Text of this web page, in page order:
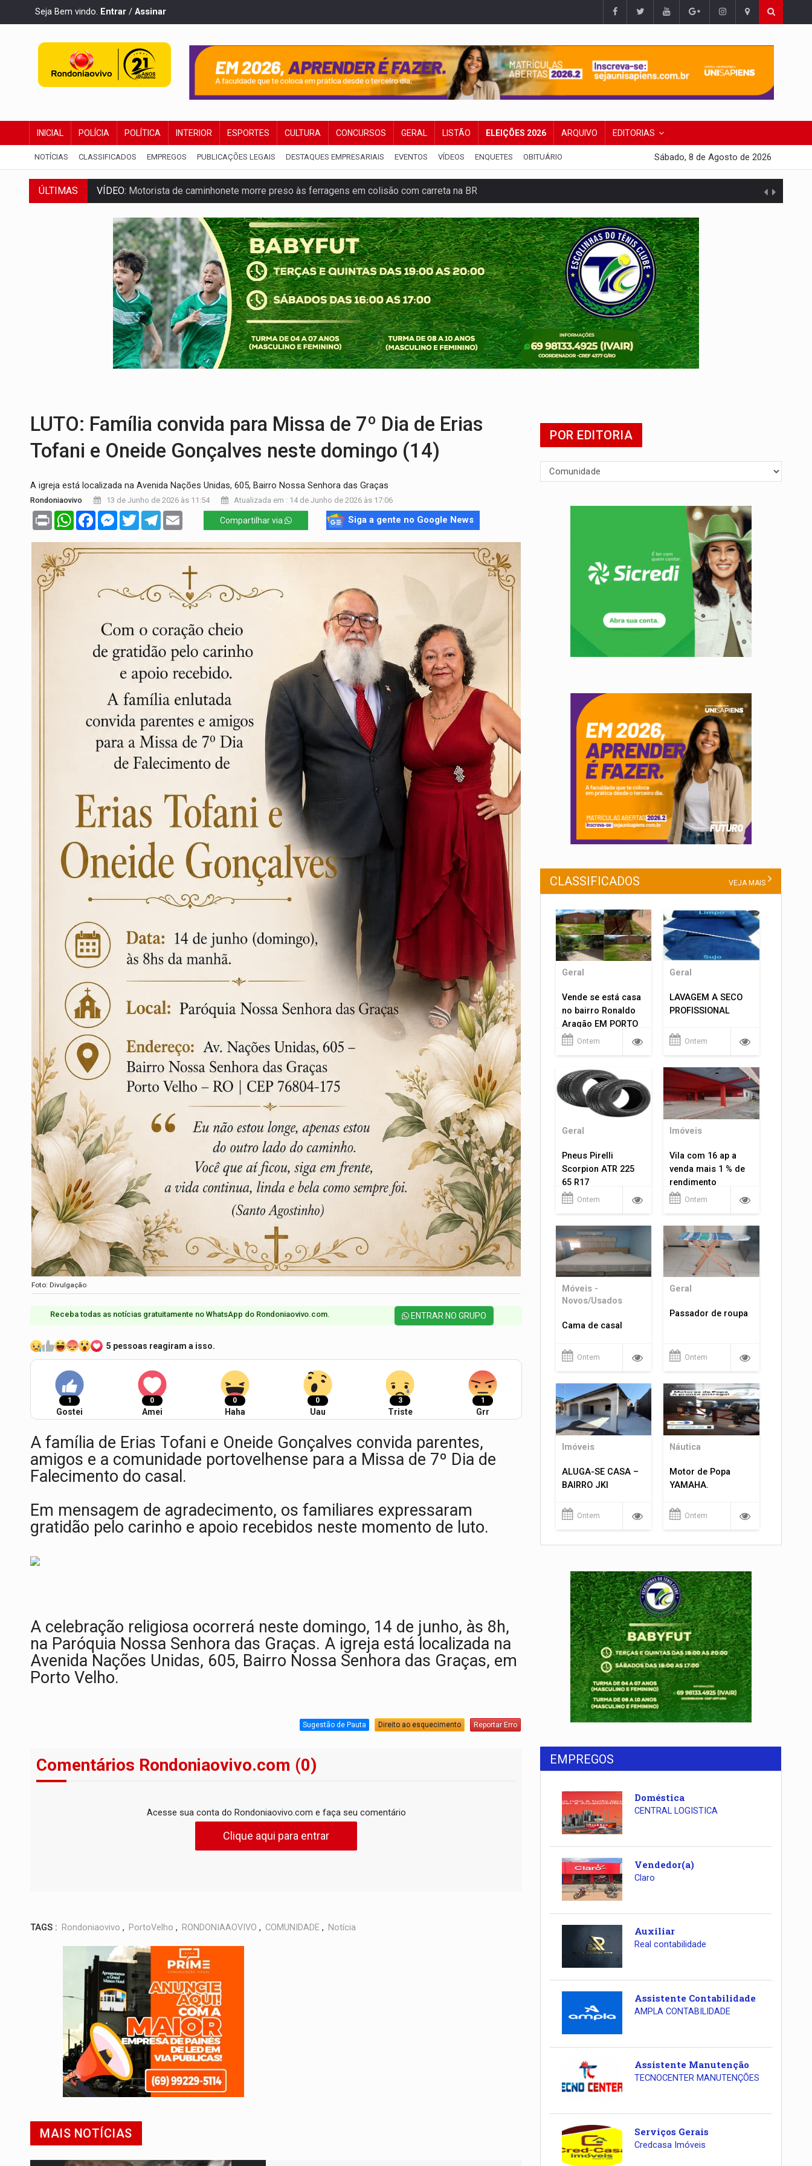
Seja Bem vindo. Entrar / Assinar
INICIAL POLÍCIA POLÍTICA INTERIOR ESPORTES CULTURA CONCURSOS GERAL LISTÃO ELEIÇÕES 2026 ARQUIVO EDITORIAS
NOTÍCIAS CLASSIFICADOS EMPREGOS PUBLICAÇÕES LEGAIS DESTAQUES EMPRESARIAIS EVENTOS VÍDEOS ENQUETES OBITUÁRIO Sábado, 8 de Agosto de 2026
ÚLTIMAS VÍDEO: Motorista de caminhonete morre preso às ferragens em colisão com carreta na BR
LAZER:Seis lugares gratuitos para aproveitar o fim de semana em Porto Velho
VÍDEO:FTICCO e Força Tática prendem membro do CV com arma e drogas em boca de fumo
INCLUSÃO:Prefeitura fortalece parceria com a APAE para ampliar ações voltadas a PCD's
DEFESA:Exército testa inovações no combate a drones durante exercício antiaéreo
TEMAS SOCIOAMBIENTAIS:Em Itapuã do Oeste, CINEMAZÔNIA leva cinema amazônico a estudantes na escola
PREVISÃO:Interior de Rondônia terá sábado (8) de calor intenso e tempo firme
INFRAESTRUTURA:Após quase 30 anos de espera, asfalto chega ao bairro Nova Esperança
LUTO: Família convida para Missa de 7º Dia de Erias
Tofani e Oneide Gonçalves neste domingo (14)
A igreja está localizada na Avenida Nações Unidas, 605, Bairro Nossa Senhora das Graças
Rondoniaovivo 13 de Junho de 2026 às 11:54 Atualizada em : 14 de Junho de 2026 às 17:06
Print WhatsAppFacebookMessenger
TwitterTelegram Compartilhar via Siga a gente no Google News
Foto: Divulgação
Receba todas as notícias gratuitamente no WhatsApp do Rondoniaovivo.com.​ ENTRAR NO GRUPO
5 pessoas reagiram a isso.
1
Gostei
0
Amei
0
Haha
0
Uau
3
Triste
1
Grr
A família de Erias Tofani e Oneide Gonçalves convida parentes,
amigos e a comunidade portovelhense para a Missa de 7º Dia de
Falecimento do casal.
Em mensagem de agradecimento, os familiares expressaram
gratidão pelo carinho e apoio recebidos neste momento de luto.
A celebração religiosa ocorrerá neste domingo, 14 de junho, às 8h,
na Paróquia Nossa Senhora das Graças. A igreja está localizada na
Avenida Nações Unidas, 605, Bairro Nossa Senhora das Graças, em
Porto Velho.
Sugestão de Pauta Direito ao esquecimento Reportar Erro
Comentários Rondoniaovivo.com (0)
Acesse sua conta do Rondoniaovivo.com e faça seu comentário
Clique aqui para entrar
TAGS : Rondoniaovivo , PortoVelho , RONDONIAAOVIVO , COMUNIDADE , Notícia
MAIS NOTÍCIAS
POR EDITORIA
CLASSIFICADOS VEJA MAIS
Geral
Vende se está casa
no bairro Ronaldo
Aragão EM PORTO
VELHO RO.
Ontem
Geral
LAVAGEM A SECO
PROFISSIONAL
Ontem
Geral
Pneus Pirelli
Scorpion ATR 225
65 R17
Ontem
Imóveis
Vila com 16 ap a
venda mais 1 % de
rendimento
Ontem
Móveis -
Novos/Usados
Cama de casal
Ontem
Geral
Passador de roupa
Ontem
Imóveis
ALUGA-SE CASA –
BAIRRO JKI
Ontem
Náutica
Motor de Popa
YAMAHA.
Ontem
EMPREGOS
Doméstica
CENTRAL LOGISTICA
Vendedor(a)
Claro
Auxiliar
Real contabilidade
Assistente Contabilidade
AMPLA CONTABILIDADE
Assistente Manutenção
TECNOCENTER MANUTENÇÕES
Serviços Gerais
Credcasa Imóveis